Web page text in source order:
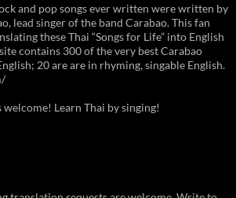
and pop songs ever written were written by
lead singer of the band Carabao. This fan
these Thai “Songs for Life” into English
contains 300 of the very best Carabao
20 are are in rhyming, singable English.
welcome! Learn Thai by singing!